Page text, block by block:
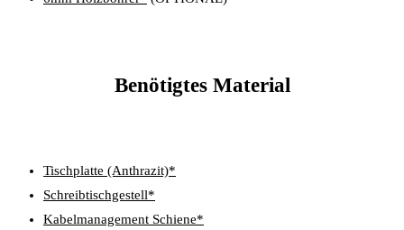
Benötigtes Material
Tischplatte (Anthrazit)*
Schreibtischgestell*
Kabelmanagement Schiene*